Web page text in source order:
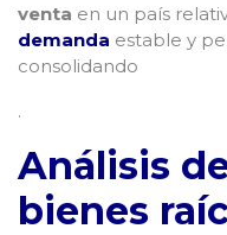
venta en un país
demanda estable y
consolidando
.
Análisis
bienes